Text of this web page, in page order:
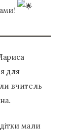
для
вчитель
мали